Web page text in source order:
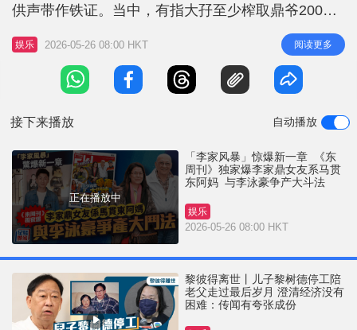
n
供声带作铁证。当中，有指大孖至少榨取鼎爷200万
元，而细孖夫妇则被指控攞了鼎爷340万元。为了争
夺鼎爷的身家，两兄弟隔空互轰。 李家鼎圈外女友
真实身份曝光 此外，本刊收到独家消息，鼎爷的身
家除了两个仔有兴趣之外，知情人士还爆料，指出跟
娱乐 2026-05-26 08:00 HKT 阅读更多
接下来播放 自动播放
正在播放中
「李家风暴」惊爆新一章 《东
周刊》独家爆李家鼎女友系马贯
东阿妈 与李泳豪争产大斗法
娱乐
2026-05-26 08:00 HKT
黎彼得离世丨儿子黎树德停工陪
老父走过最后岁月 澄清经济没有
困难：传闻有夸张成份